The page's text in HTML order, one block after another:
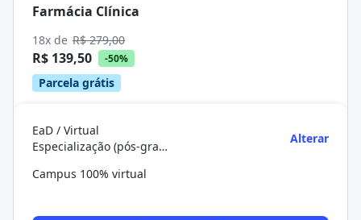
Farmácia Clínica
18x de R$ 279,00
R$ 139,50 -50%
Parcela grátis
EaD / Virtual
Especialização (pós-graduação)
Alterar
Campus 100% virtual